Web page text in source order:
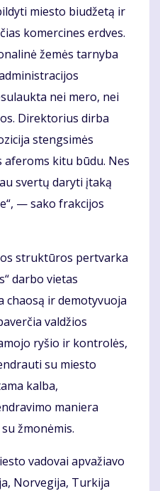
miesto biudžetą ir
komercines erdves.
žemės tarnyba
nei mero, nei
Direktorius dirba
stengsimės
kitu būdu. Nes
svertų daryti įtaką
— sako frakcijos
struktūros pertvarka
darbo vietas
chaosą ir demotyvuoja
valdžios
ryšio ir kontrolės,
su miesto
kalba,
maniera
žmonėmis.
vadovai apvažiavo
Norvegija, Turkija